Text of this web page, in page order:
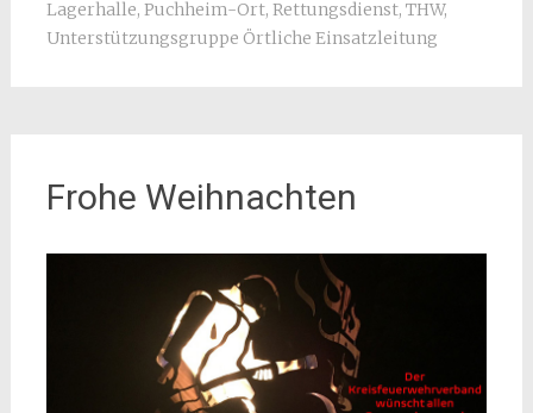
Lagerhalle, Puchheim-Ort, Rettungsdienst, THW,
Unterstützungsgruppe Örtliche Einsatzleitung
Frohe Weihnachten